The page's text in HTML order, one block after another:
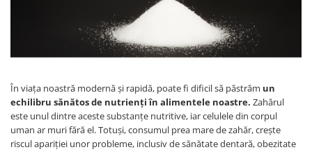
Sanatatea ochilor
Diabet
Glanda tiroida
Probleme renale
Prostata, urologie
Bomboane
Gume de mestecat
Siropuri, gemuri
Ciocolata
Geluri de dus naturale
Produse de uz casnic
Produse pentru bucatarie
Produse igienizare
Deodorante
Igiena orala
În viața noastră modernă și rapidă, poate fi dificil să păstrăm un
echilibru sănătos de nutrienți în alimentele noastre. Zahărul
este unul dintre aceste substanțe nutritive, iar celulele din corpul
uman ar muri fără el. Totuși, consumul prea mare de zahăr, crește
riscul apariției unor probleme, inclusiv de sănătate dentară, obezitate